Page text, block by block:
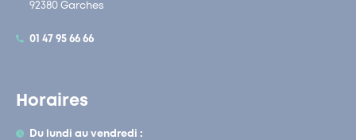
92380 Garches
01 47 95 66 66
Horaires
Du lundi au vendredi :